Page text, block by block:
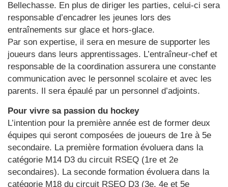
Bellechasse. En plus de diriger les parties, celui-ci sera
responsable d’encadrer les jeunes lors des
entraînements sur glace et hors-glace.
Par son expertise, il sera en mesure de supporter les
joueurs dans leurs apprentissages. L’entraîneur-chef et
responsable de la coordination assurera une constante
communication avec le personnel scolaire et avec les
parents. Il sera épaulé par un personnel d’adjoints.
Pour vivre sa passion du hockey
L’intention pour la première année est de former deux
équipes qui seront composées de joueurs de 1re à 5e
secondaire. La première formation évoluera dans la
catégorie M14 D3 du circuit RSEQ (1re et 2e
secondaires). La seconde formation évoluera dans la
catégorie M18 du circuit RSEQ D3 (3e, 4e et 5e